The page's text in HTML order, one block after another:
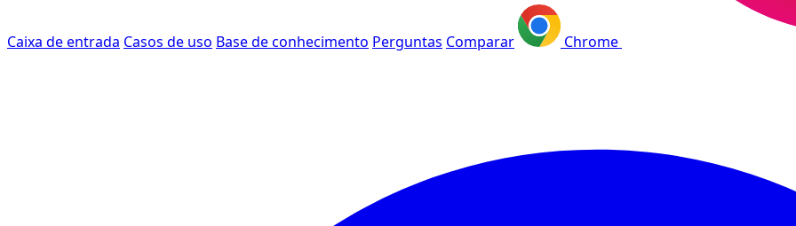
Caixa de entrada Casos de uso Base de conhecimento Perguntas Comparar Chrome